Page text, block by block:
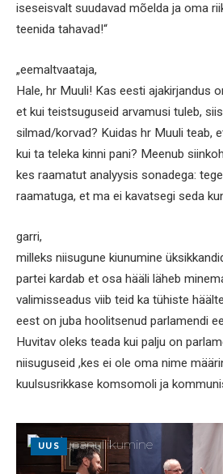
iseseisvalt suudavad mõelda ja oma
teenida tahavad!“
„eemaltvaataja,
Hale, hr Muuli! Kas eesti ajakirjandus
et kui teistsuguseid arvamusi tuleb,
silmad/korvad? Kuidas hr Muuli teab,
kui ta teleka kinni pani? Meenub
kes raamatut analyysis sonadega:
raamatuga, et ma ei kavatsegi seda
garri,
milleks niisugune kiunumine
partei kardab et osa hääli läheb
valimisseadus viib teid ka tühiste
eest on juba hoolitsenud parlamendi
Huvitav oleks teada kui palju on
niisuguseid ,kes ei ole oma nime
kuulsusrikkase komsomoli ja
UUS